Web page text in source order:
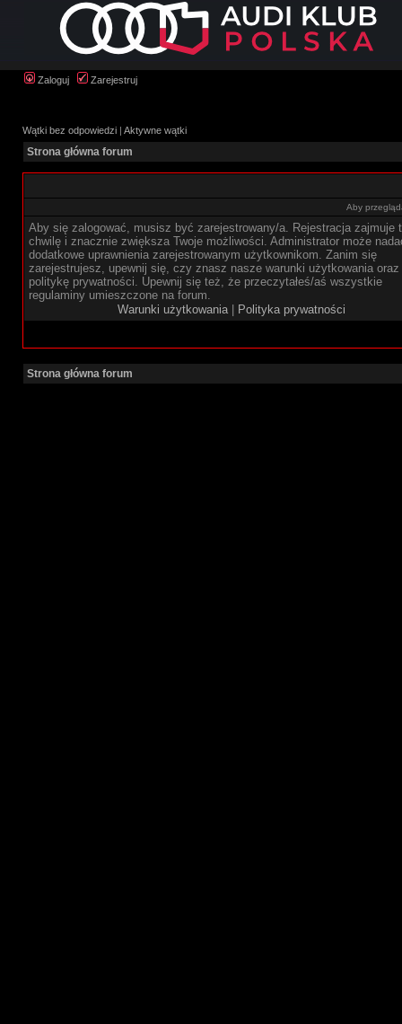
Zaloguj Zarejestruj
Wątki bez odpowiedzi | Aktywne wątki
Strona główna forum
Aby
Aby się zalogować, musisz być zarejestrowany/a. Rejestracja zajmuje
chwilę i znacznie zwiększa Twoje możliwości. Administrator może
dodatkowe uprawnienia zarejestrowanym użytkownikom. Zanim się
zarejestrujesz, upewnij się, czy znasz nasze warunki użytkowania oraz
politykę prywatności. Upewnij się też, że przeczytałeś/aś wszystkie
regulaminy umieszczone na forum.
Warunki użytkowania| Polityka prywatności
Strona główna forum